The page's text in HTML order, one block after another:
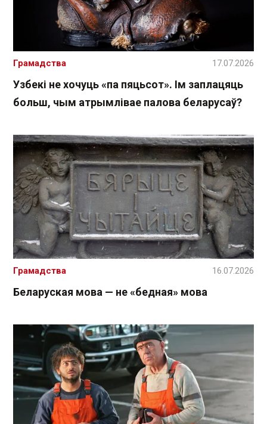
Узбекі не хочуць «па пяцьсот». Ім заплацяць
больш, чым атрымлівае палова беларусаў?
Грамадства 17.07.2026
Беларуская мова — не «бедная» мова
Грамадства 16.07.2026